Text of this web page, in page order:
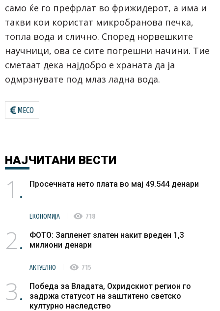
само ќе го префрлат во фрижидерот, а има и
такви кои користат микробранова печка,
топла вода и слично. Според норвешките
научници, ова се сите погрешни начини. Тие
сметаат дека најдобро е храната да ја
одмрзнувате под млаз ладна вода.
МЕСО
НАЈЧИТАНИ ВЕСТИ
1 Просечната нето плата во мај 49.544 денари
ЕКОНОМИЈА visibility 718
2
ФОТО: Запленет златен накит вреден 1,3
милиони денари
АКТУЕЛНО visibility 715
3
Победа за Владата, Охридскиот регион го
задржа статусот на заштитено светско
културно наследство